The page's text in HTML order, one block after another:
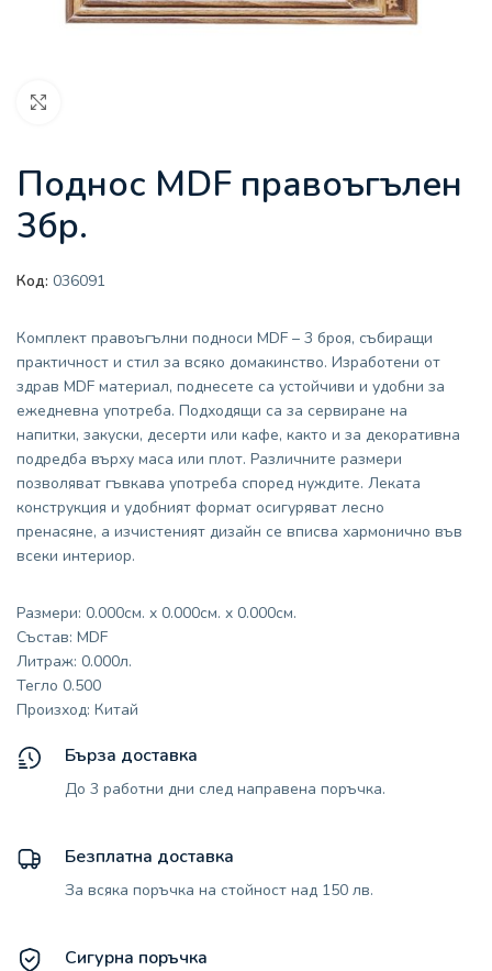
Поднос MDF правоъгълен
3бр.
Код: 036091
Комплект правоъгълни подноси MDF – 3 броя, събиращи
практичност и стил за всяко домакинство. Изработени от
здрав MDF материал, поднесете са устойчиви и удобни за
ежедневна употреба. Подходящи са за сервиране на
напитки, закуски, десерти или кафе, както и за декоративна
подредба върху маса или плот. Различните размери
позволяват гъвкава употреба според нуждите. Леката
конструкция и удобният формат осигуряват лесно
пренасяне, а изчистеният дизайн се вписва хармонично във
всеки интериор.
Размери: 0.000см. x 0.000см. x 0.000см.
Състав: MDF
Литраж: 0.000л.
Тегло 0.500
Произход: Китай
Бърза доставка
До 3 работни дни след направена поръчка.
Безплатна доставка
За всяка поръчка на стойност над 150 лв.
Сигурна поръчка